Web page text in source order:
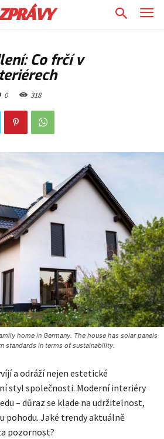
Co frčí v
0 318
home in Germany. The house has solar panels
standards in terms of sustainability.
a odráží nejen estetické
styl společnosti. Moderní interiéry
– důraz se klade na udržitelnost,
pohodu. Jaké trendy aktuálně
pozornost?